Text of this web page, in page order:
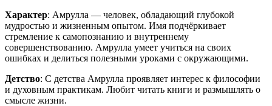
Характер: Амрулла — человек, обладающий глубокой
мудростью и жизненным опытом. Имя подчёркивает
стремление к самопознанию и внутреннему
совершенствованию. Амрулла умеет учиться на своих
ошибках и делиться полезными уроками с окружающими.
Детство: С детства Амрулла проявляет интерес к философии
и духовным практикам. Любит читать книги и размышлять о
смысле жизни.